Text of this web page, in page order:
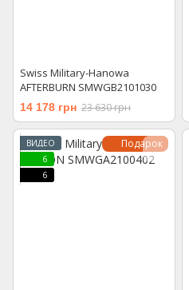
Swiss Military-Hanowa
AFTERBURN SMWGB2101030
14 178 грн 23 630 грн
Подарок
ВИДЕО
6
6